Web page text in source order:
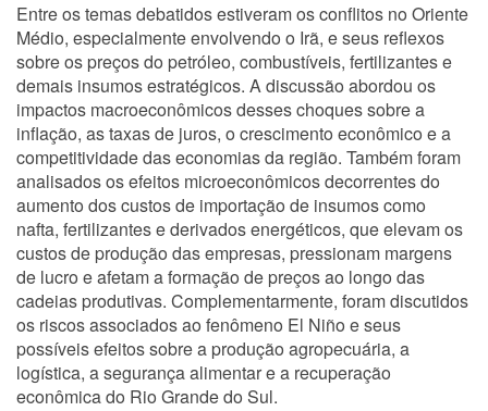
Entre os temas debatidos estiveram os conflitos no Oriente
Médio, especialmente envolvendo o Irã, e seus reflexos
sobre os preços do petróleo, combustíveis, fertilizantes e
demais insumos estratégicos. A discussão abordou os
impactos macroeconômicos desses choques sobre a
inflação, as taxas de juros, o crescimento econômico e a
competitividade das economias da região. Também foram
analisados os efeitos microeconômicos decorrentes do
aumento dos custos de importação de insumos como
nafta, fertilizantes e derivados energéticos, que elevam os
custos de produção das empresas, pressionam margens
de lucro e afetam a formação de preços ao longo das
cadeias produtivas. Complementarmente, foram discutidos
os riscos associados ao fenômeno El Niño e seus
possíveis efeitos sobre a produção agropecuária, a
logística, a segurança alimentar e a recuperação
econômica do Rio Grande do Sul.